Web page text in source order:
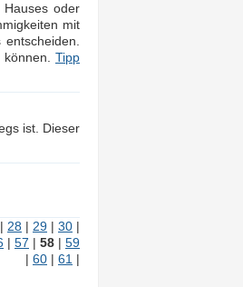
oder
mit
Tipp
ist. Dieser
| 28 | 29 | 30 |
| 57 | 58 | 59
| 60 | 61 |